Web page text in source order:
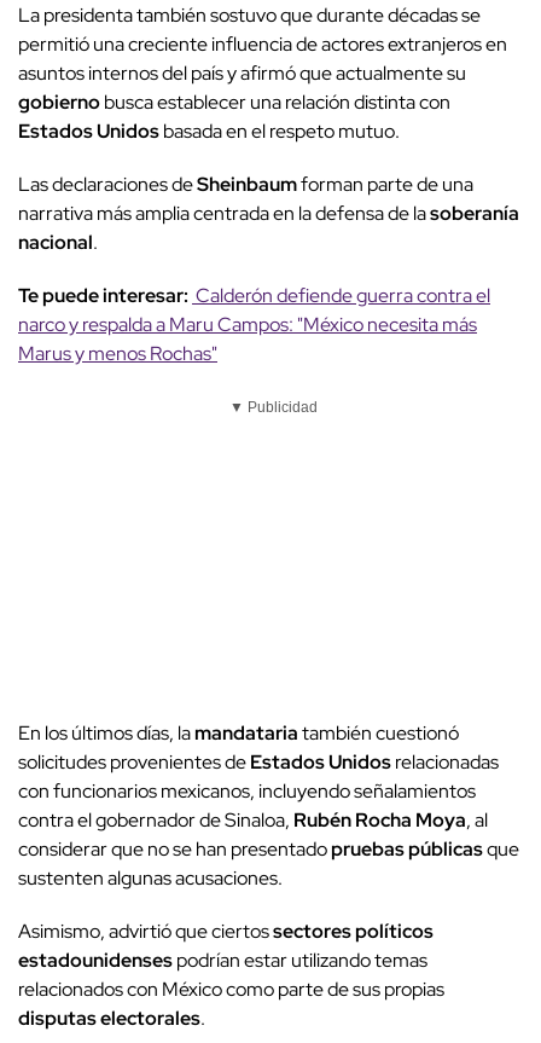
La presidenta también sostuvo que durante décadas se
permitió una creciente influencia de actores extranjeros en
asuntos internos del país y afirmó que actualmente su
gobiernobusca establecer una relación distinta con
Estados Unidosbasada en el respeto mutuo.
Las declaraciones deSheinbaumforman parte de una
narrativa más amplia centrada en la defensa de lasoberanía
nacional.
Te puede interesar: Calderón defiende guerra contra el
narco y respalda a Maru Campos: "México necesita más
Marus y menos Rochas"
▼ Publicidad
En los últimos días, lamandatariatambién cuestionó
solicitudes provenientes deEstados Unidosrelacionadas
con funcionarios mexicanos, incluyendo señalamientos
contra el gobernador de Sinaloa, Rubén Rocha Moya, al
considerar que no se han presentadopruebas públicasque
sustenten algunas acusaciones.
Asimismo, advirtió que ciertossectores políticos
estadounidensespodrían estar utilizando temas
relacionados con México como parte de sus propias
disputas electorales.